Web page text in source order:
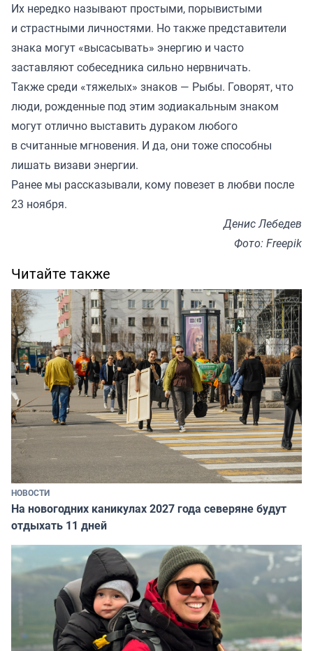
Их нередко называют простыми, порывистыми
и страстными личностями. Но также представители
знака могут «высасывать» энергию и часто
заставляют собеседника сильно нервничать.
Также среди «тяжелых» знаков — Рыбы. Говорят, что
люди, рожденные под этим зодиакальным знаком
могут отлично выставить дураком любого
в считанные мгновения. И да, они тоже способны
лишать визави энергии.
Ранее мы рассказывали, кому повезет в любви после
23 ноября.
Денис Лебедев
Фото: Freepik
Читайте также
НОВОСТИ
На новогодних каникулах 2027 года северяне будут
отдыхать 11 дней